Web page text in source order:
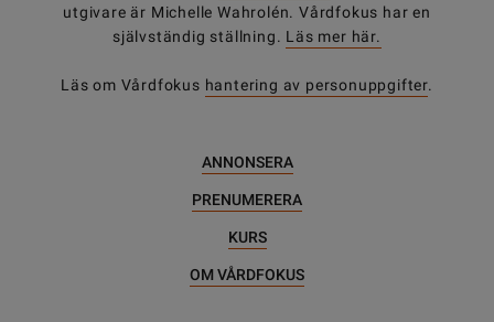
utgivare är Michelle Wahrolén. Vårdfokus har en
självständig ställning. Läs mer här.
Läs om Vårdfokus hantering av personuppgifter.
ANNONSERA
PRENUMERERA
KURS
OM VÅRDFOKUS